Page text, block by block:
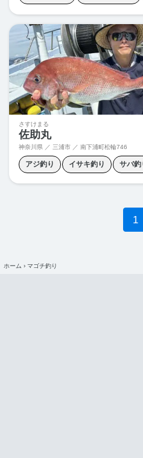
さすけまる
佐助丸
神奈川県 ／ 三浦市 ／ 南下浦町松輪746
アジ釣り イサキ釣り サバ釣
マダイ釣り マルイカ釣り ヤ
1
ホーム › マゴチ釣り